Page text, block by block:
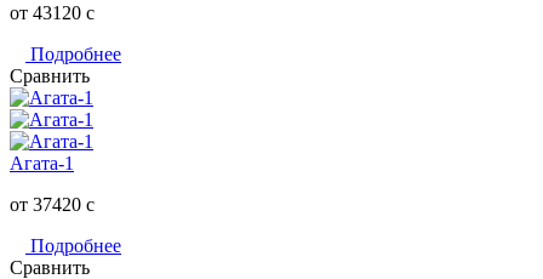
от 43120 c
Подробнее
Сравнить
Агата-1
от 37420 c
Подробнее
Сравнить